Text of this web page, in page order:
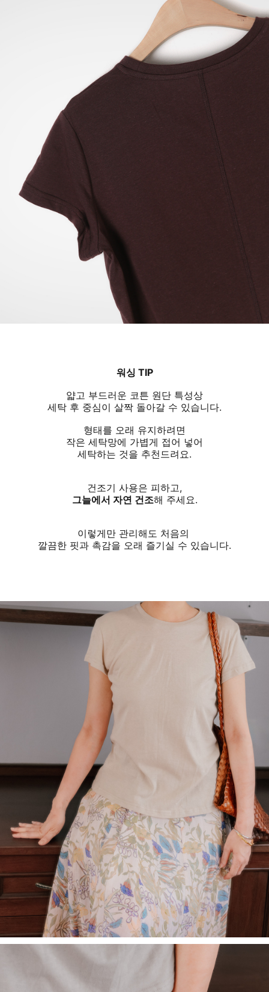
워싱 TIP
얇고 부드러운 코튼 원단 특성상
세탁 후 중심이 살짝 돌아갈 수 있습니다.
형태를 오래 유지하려면
작은 세탁망에 가볍게 접어 넣어
세탁하는 것을 추천드려요.
건조기 사용은 피하고,
그늘에서 자연 건조해 주세요.
이렇게만 관리해도 처음의
깔끔한 핏과 촉감을 오래 즐기실 수 있습니다.